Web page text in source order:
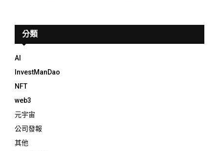
分類
AI
InvestManDao
NFT
web3
元宇宙
公司發報
其他